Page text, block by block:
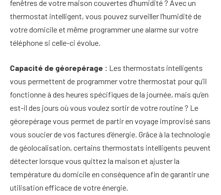
fenêtres de votre maison couvertes d’humidité ? Avec un
thermostat intelligent, vous pouvez surveiller l’humidité de
votre domicile et même programmer une alarme sur votre
téléphone si celle-ci évolue.
Capacité de géorepérage : Les thermostats intelligents
vous permettent de programmer votre thermostat pour qu’il
fonctionne à des heures spécifiques de la journée, mais qu’en
est-il des jours où vous voulez sortir de votre routine ? Le
géorepérage vous permet de partir en voyage improvisé sans
vous soucier de vos factures d’énergie. Grâce à la technologie
de géolocalisation, certains thermostats intelligents peuvent
détecter lorsque vous quittez la maison et ajuster la
température du domicile en conséquence afin de garantir une
utilisation efficace de votre énergie.